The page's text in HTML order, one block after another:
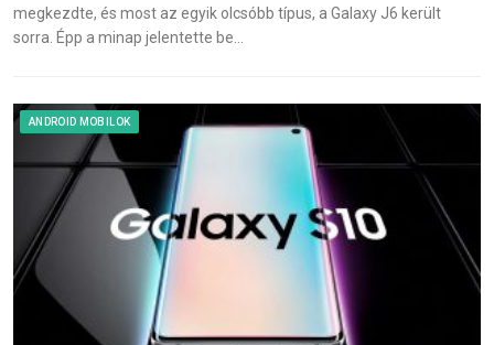
megkezdte, és most az egyik olcsóbb típus, a Galaxy J6 került
sorra. Épp a minap jelentette be…
ANDROID MOBILOK